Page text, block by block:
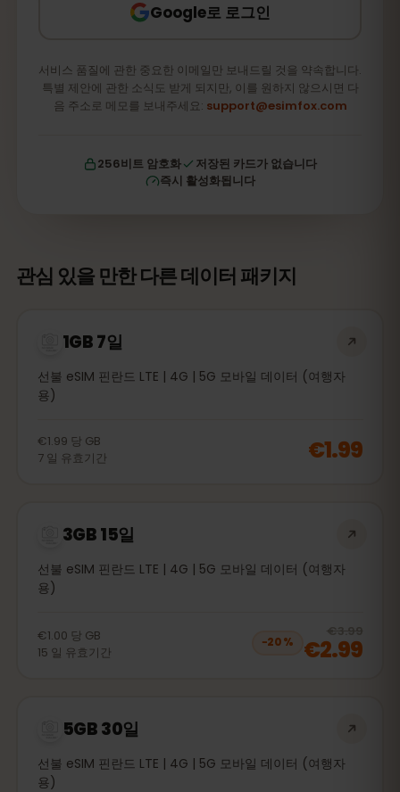
Google로 로그인
서비스 품질에 관한 중요한 이메일만 보내드릴 것을 약속합니다.
특별 제안에 관한 소식도 받게 되지만, 이를 원하지 않으시면 다
음 주소로 메모를 보내주세요: support@esimfox.com
256비트 암호화
저장된 카드가 없습니다
즉시 활성화됩니다
관심 있을 만한 다른 데이터 패키지
1GB 7일
선불 eSIM 핀란드 LTE | 4G | 5G 모바일 데이터 (여행자
용)
€1.99 당 GB
7 일 유효기간 €1.99
3GB 15일
선불 eSIM 핀란드 LTE | 4G | 5G 모바일 데이터 (여행자
용)
€1.00 당 GB
15 일 유효기간
−20%
€3.99
€2.99
5GB 30일
선불 eSIM 핀란드 LTE | 4G | 5G 모바일 데이터 (여행자
용)